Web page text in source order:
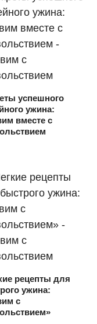
успешного
ужина:
вместе с
рецепты для
ужина:
с